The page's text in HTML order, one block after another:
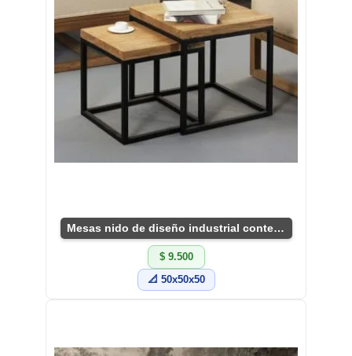
Mesas nido de diseño industrial contemporáneo
$ 9.500
📐 50x50x50